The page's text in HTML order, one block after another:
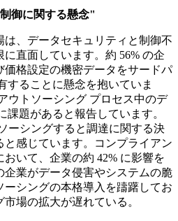
御に関する懸念"
、データセキュリティと制御不
直面しています。約 56% の企
格設定の機密データをサードパ
することに懸念を抱いていま
ウトソーシング プロセス中のデ
課題があると報告しています。
ーシングすると調達に関する決
感じています。コンプライアン
いて、企業の約 42% に影響を
企業がデータ侵害やシステムの脆
シングの本格導入を躊躇してお
場の拡大が遅れている。